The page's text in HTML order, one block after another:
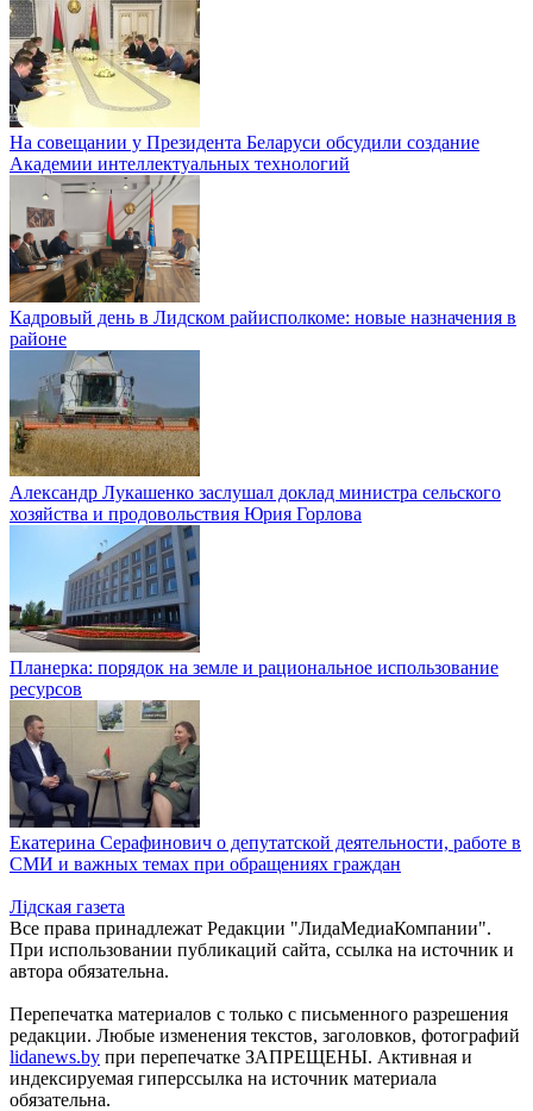
На совещании у Президента Беларуси обсудили создание
Академии интеллектуальных технологий
Кадровый день в Лидском райисполкоме: новые назначения в
районе
Александр Лукашенко заслушал доклад министра сельского
хозяйства и продовольствия Юрия Горлова
Планерка: порядок на земле и рациональное использование
ресурсов
Екатерина Серафинович о депутатской деятельности, работе в
СМИ и важных темах при обращениях граждан
Лiдская газета
Все права принадлежат Редакции "ЛидаМедиаКомпании".
При использовании публикаций сайта, ссылка на источник и
автора обязательна.
Перепечатка материалов c только с письменного разрешения
редакции. Любые изменения текстов, заголовков, фотографий
lidanews.by при перепечатке ЗАПРЕЩЕНЫ. Активная и
индексируемая гиперссылка на источник материала
обязательна.